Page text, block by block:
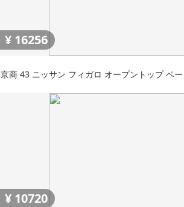
¥ 16256
京商 43 ニッサン フィガロ オープントップ ベ
¥ 10720